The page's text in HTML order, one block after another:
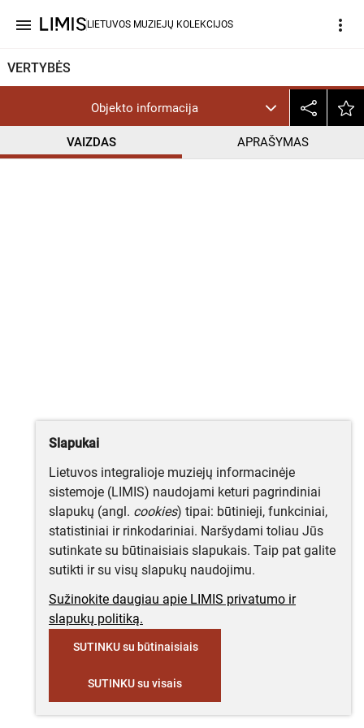
menu LIETUVOS MUZIEJŲ KOLEKCIJOS more_vert
VERTYBĖS
Objekto informacija
VAIZDAS APRAŠYMAS
CC BY-NC-ND
Slapukai
Lietuvos integralioje muziejų informacinėje
sistemoje (LIMIS) naudojami keturi pagrindiniai
slapukų (angl. cookies) tipai: būtinieji, funkciniai,
statistiniai ir rinkodariniai. Naršydami toliau Jūs
sutinkate su būtinaisiais slapukais. Taip pat galite
sutikti ir su visų slapukų naudojimu.
Sužinokite daugiau apie LIMIS privatumo ir
slapukų politiką.
SUTINKU su būtinaisiais
SUTINKU su visais